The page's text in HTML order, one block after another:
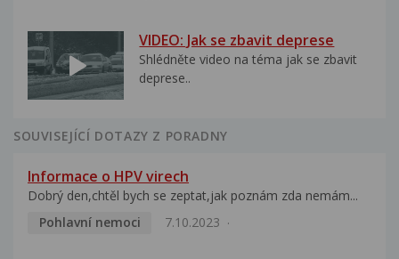
VIDEO: Jak se zbavit deprese
Shlédněte video na téma jak se zbavit
deprese..
SOUVISEJÍCÍ DOTAZY Z PORADNY
Informace o HPV virech
Dobrý den,chtěl bych se zeptat,jak poznám zda nemám...
Pohlavní nemoci
7.10.2023